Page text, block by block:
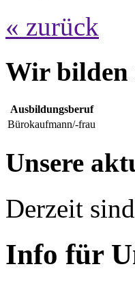
« zurück
Wir bilden
Ausbildungsberuf
Bürokaufmann/-frau
Unsere
Derzeit
Info für